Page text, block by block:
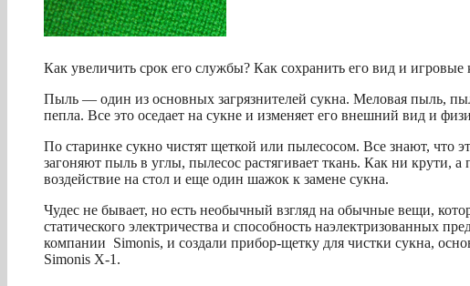
Как увеличить срок его службы? Как сохранить его вид и игровые
Пыль — один из основных загрязнителей сукна. Меловая пыль,
пепла. Все это оседает на сукне и изменяет его внешний вид и
По старинке сукно чистят щеткой или пылесосом. Все знают, что
загоняют пыль в углы, пылесос растягивает ткань. Как ни крути,
воздействие на стол и еще один шажок к замене сукна.
Чудес не бывает, но есть необычный взгляд на обычные вещи,
статического электричества и способность наэлектризованных
компании Simonis, и создали прибор-щетку для чистки сукна,
Simonis X-1.